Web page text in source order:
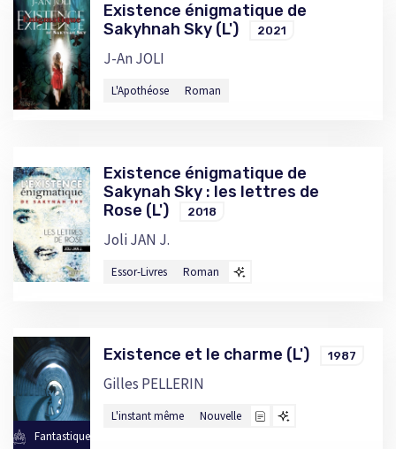
Existence énigmatique de
Sakyhnah Sky (L')
2021
J-An JOLI
L'Apothéose Roman
Existence énigmatique de
Sakynah Sky : les lettres de
Rose (L')
2018
Joli JAN J.
Essor-Livres Roman
Fantastique
Existence et le charme (L') 1987
Gilles PELLERIN
L'instant même Nouvelle